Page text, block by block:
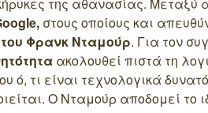
της αθανασίας. Μεταξύ
στους οποίους και
Φρανκ Νταμούρ. Για τον
ακολουθεί πιστά τη
ό, τι είναι τεχνολογικά
Ο Νταμούρ αποδομεί το